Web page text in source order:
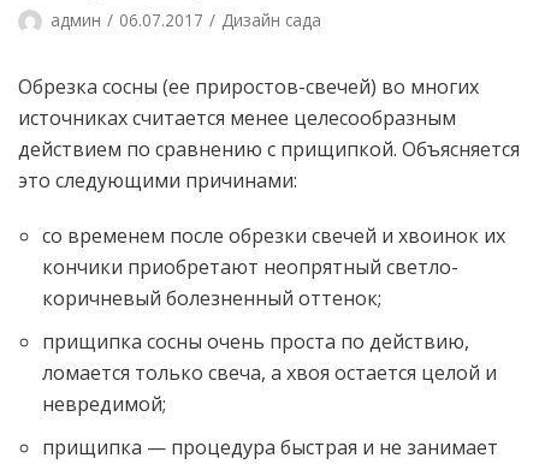
админ 06.07.2017 Дизайн сада
Обрезка сосны (ее приростов-свечей) во многих
источниках считается менее целесообразным
действием по сравнению с прищипкой. Объясняется
это следующими причинами:
со временем после обрезки свечей и хвоинок их
кончики приобретают неопрятный светло-
коричневый болезненный оттенок;
прищипка сосны очень проста по действию,
ломается только свеча, а хвоя остается целой и
невредимой;
прищипка — процедура быстрая и не занимает